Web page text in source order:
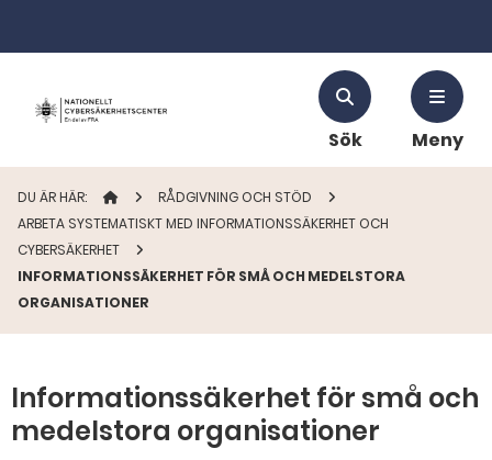
Sök Meny
DU ÄR HÄR: STARTSIDANRÅDGIVNING OCH STÖD
ARBETA SYSTEMATISKT MED INFORMATIONSSÄKERHET OCH
CYBERSÄKERHET
INFORMATIONSSÄKERHET FÖR SMÅ OCH MEDELSTORA
ORGANISATIONER
Informationssäkerhet för små och
medelstora organisationer